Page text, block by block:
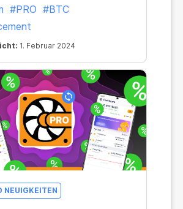
Ihnen mehr geben
leistungsfähiger
Dieses Gefühl hat Sie
#PRO #BTC
1. Februar 2024
NEUIGKEITEN